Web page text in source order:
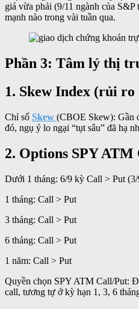
giá vừa phải (9/11 ngành của
mạnh nào trong vài tuần qua.
Phần 3: Tâm lý thị
1. Skew Index (rủi
Chỉ số Skew (CBOE Skew): Gần
đó, ngụ ý lo ngại “tụt sâu” đã hạ
2. Options SPY
Dưới 1 tháng: 6/9 kỳ Call > Put
1 tháng: Call > Put
3 tháng: Call > Put
6 tháng: Call > Put
1 năm: Call > Put
Quyền chọn SPY ATM Call/Put:
call, tương tự ở kỳ hạn 1, 3, 6